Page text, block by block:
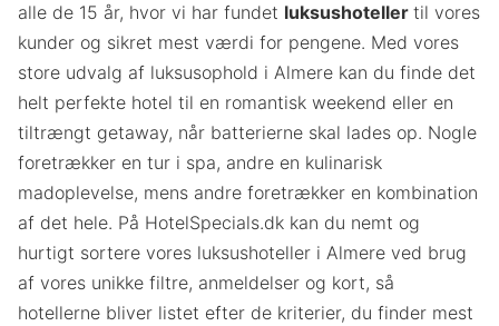
alle de 15 år, hvor vi har fundet luksushoteller til vores
kunder og sikret mest værdi for pengene. Med vores
store udvalg af luksusophold i Almere kan du finde det
helt perfekte hotel til en romantisk weekend eller en
tiltrængt getaway, når batterierne skal lades op. Nogle
foretrækker en tur i spa, andre en kulinarisk
madoplevelse, mens andre foretrækker en kombination
af det hele. På HotelSpecials.dk kan du nemt og
hurtigt sortere vores luksushoteller i Almere ved brug
af vores unikke filtre, anmeldelser og kort, så
hotellerne bliver listet efter de kriterier, du finder mest